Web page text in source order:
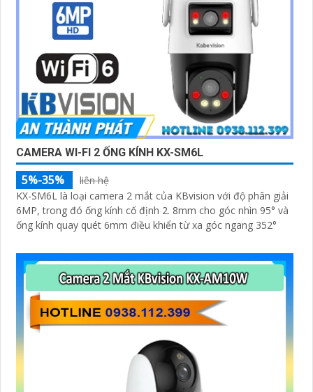
CAMERA WI-FI 2 ỐNG KÍNH KX-SM6L
5%-35%
liên hệ
KX-SM6L là loại camera 2 mắt của KBvision với độ phân giải
6MP, trong đó ống kính cố định 2. 8mm cho góc nhìn 95° và
ống kính quay quét 6mm điều khiển từ xa góc ngang 352°